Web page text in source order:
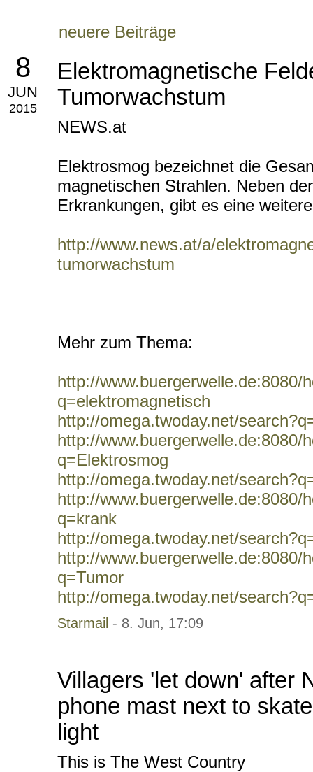
neuere Beiträge
8
JUN
2015
Elektromagnetische
Tumorwachstum
NEWS.at
Elektrosmog bezeichnet die
magnetischen Strahlen. Neben
Erkrankungen, gibt es eine
http://www.news.at/a/
tumorwachstum
Mehr zum Thema:
http://www.buergerwelle.de:8080/
q=elektromagnetisch
http://omega.twoday.net/
http://www.buergerwelle.de:8080/
q=Elektrosmog
http://omega.twoday.net/
http://www.buergerwelle.de:8080/
q=krank
http://omega.twoday.net/
http://www.buergerwelle.de:8080/
q=Tumor
http://omega.twoday.net/
Starmail - 8. Jun, 17:09
Villagers 'let down' after
phone mast next to
light
This is The West Country